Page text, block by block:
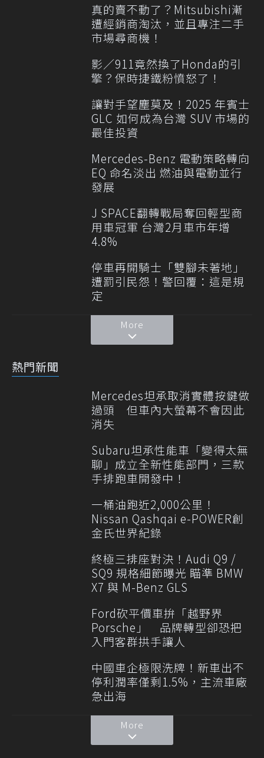
真的賣不動了？Mitsubishi漸
遭經銷商淘汰，並且專注二手
市場尋商機！
影／911竟然換了Honda的引
擎？保時捷鐵粉憤怒了！
讓對手望塵莫及！2025 年賓士
GLC 如何成為台灣 SUV 市場的
最佳投資
Mercedes-Benz 電動策略轉向
EQ 命名淡出 燃油與電動並行
發展
J SPACE翻轉戰局奪回輕型商
用車冠軍 台灣2月車市年增
4.8%
停車再開騎士「雙腳未著地」
遭罰引民怨！警回覆：這是規
定
More
熱門新聞
Mercedes坦承取消實體按鍵做
過頭 但車內大螢幕不會因此
消失
Subaru坦承性能車「變得太無
聊」成立全新性能部門，三款
手排跑車開發中！
一桶油跑近2,000公里！
Nissan Qashqai e-POWER創
金氏世界紀錄
終極三排座對決！Audi Q9 /
SQ9 規格細節曝光 瞄準 BMW
X7 與 M-Benz GLS
Ford砍平價車拚「越野界
Porsche」 品牌轉型卻恐把
入門客群拱手讓人
中國車企極限洗牌！新車出不
停利潤率僅剩1.5%，主流車廠
急出海
More